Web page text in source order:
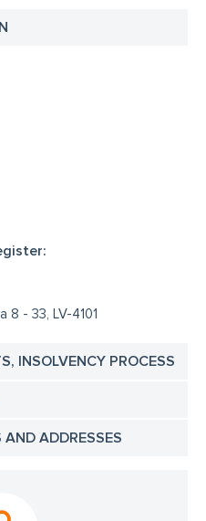
8 - 33, LV-4101
INSOLVENCY PROCESS
ADDRESSES